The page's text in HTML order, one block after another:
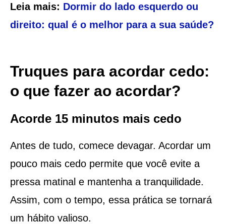
Leia mais: Dormir do lado esquerdo ou
direito: qual é o melhor para a sua saúde?
Truques para acordar cedo:
o que fazer ao acordar?
Acorde 15 minutos mais cedo
Antes de tudo, comece devagar. Acordar um
pouco mais cedo permite que você evite a
pressa matinal e mantenha a tranquilidade.
Assim, com o tempo, essa prática se tornará
um hábito valioso.